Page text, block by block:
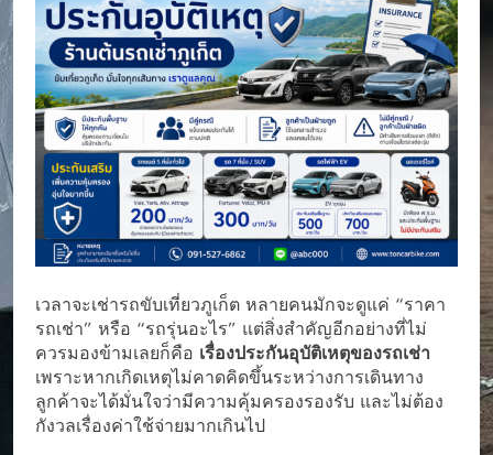
เวลาจะเช่ารถขับเที่ยวภูเก็ต หลายคนมักจะดูแค่ “ราคา
รถเช่า” หรือ “รถรุ่นอะไร” แต่สิ่งสำคัญอีกอย่างที่ไม่
ควรมองข้ามเลยก็คือ เรื่องประกันอุบัติเหตุของรถเช่า
เพราะหากเกิดเหตุไม่คาดคิดขึ้นระหว่างการเดินทาง
ลูกค้าจะได้มั่นใจว่ามีความคุ้มครองรองรับ และไม่ต้อง
กังวลเรื่องค่าใช้จ่ายมากเกินไป